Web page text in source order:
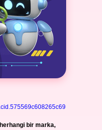
bir marka,